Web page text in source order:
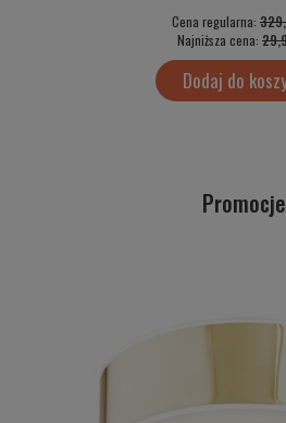
Cena regularna:
Najniższa cena:
Dodaj do
Promocje